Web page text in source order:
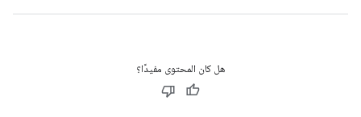
هل كان المحتوى مفيدًا؟